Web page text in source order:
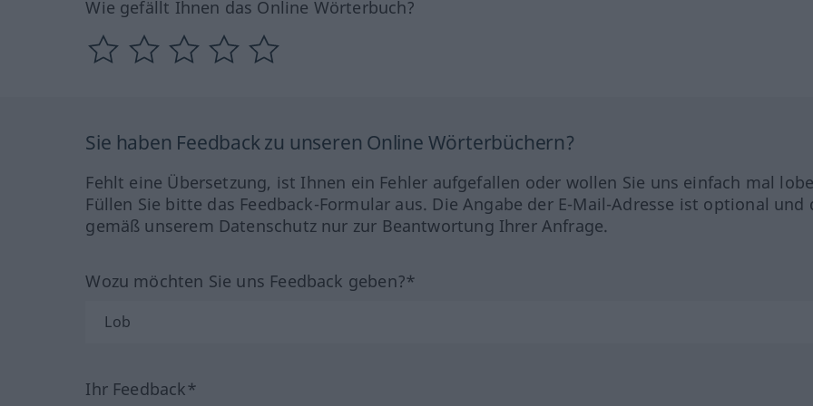
Wie gefällt Ihnen das Online Wörterbuch?
Sie haben Feedback zu unseren Online Wörterbüchern?
Fehlt eine Übersetzung, ist Ihnen ein Fehler aufgefallen oder wollen Sie uns einfach mal
Füllen Sie bitte das Feedback-Formular aus. Die Angabe der E-Mail-Adresse ist optional und
gemäß unserem Datenschutz nur zur Beantwortung Ihrer Anfrage.
Wozu möchten Sie uns Feedback geben?*
Ihr Feedback*